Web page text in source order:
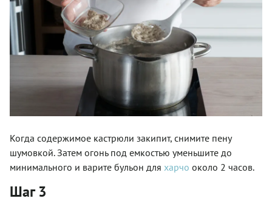
Когда содержимое кастрюли закипит, снимите пену
шумовкой. Затем огонь под емкостью уменьшите до
минимального и варите бульон для харчо около 2 часов.
Шаг 3